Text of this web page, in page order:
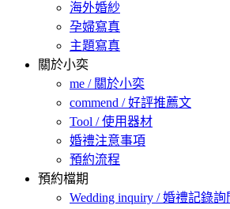
海外婚紗
孕婦寫真
主題寫真
關於小奕
me / 關於小奕
commend / 好評推薦文
Tool / 使用器材
婚禮注意事項
預約流程
預約檔期
Wedding inquiry / 婚禮記錄詢